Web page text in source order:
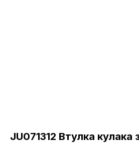
JU071312 Втулка кулака